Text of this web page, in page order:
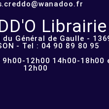
Librairie
du Général de Gaulle -
- Tel : 04 90 89 80 95
12h00 14h00-18h00
12h00